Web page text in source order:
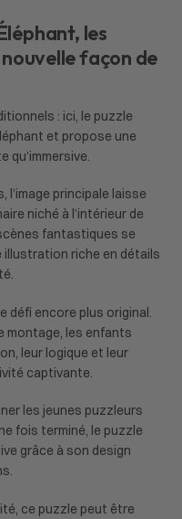
les
façon de
: ici, le puzzle
et propose une
qu’immersive.
l’image principale laisse
niché à l’intérieur de
fantastiques se
illustration riche en détails
défi encore plus original.
montage, les enfants
leur logique et leur
captivante.
les jeunes puzzleurs
fois terminé, le puzzle
grâce à son design
ce puzzle peut être